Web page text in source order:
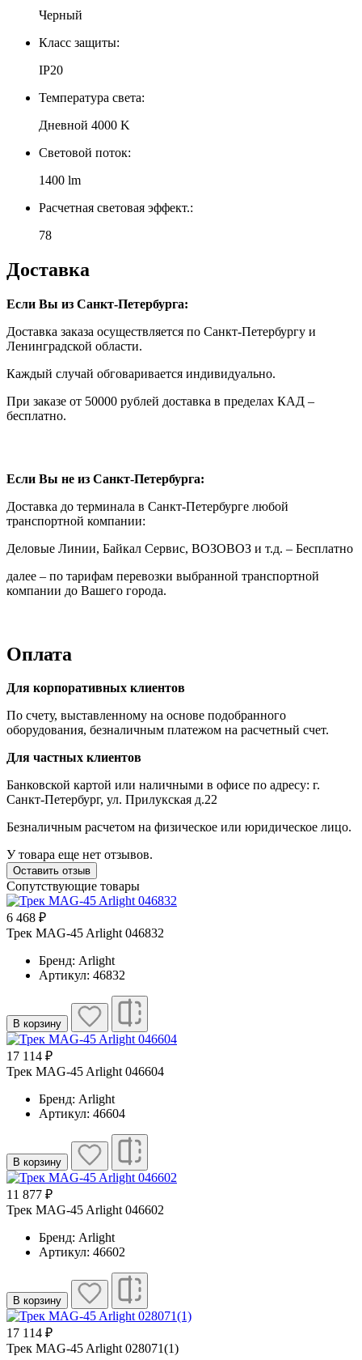
Черный
Класс защиты:
IP20
Температура света:
Дневной 4000 K
Световой поток:
1400 lm
Расчетная световая эффект.:
78
Доставка
Если Вы из Санкт-Петербурга:
Доставка заказа осуществляется по Санкт-Петербургу и
Ленинградской области.
Каждый случай обговаривается индивидуально.
При заказе от 50000 рублей доставка в пределах КАД –
бесплатно.
Если Вы не из Санкт-Петербурга:
Доставка до терминала в Санкт-Петербурге любой
транспортной компании:
Деловые Линии, Байкал Сервис, ВОЗОВОЗ и т.д. – Бесплатно
далее – по тарифам перевозки выбранной транспортной
компании до Вашего города.
Оплата
Для корпоративных клиентов
По счету, выставленному на основе подобранного
оборудования, безналичным платежом на расчетный счет.
Для частных клиентов
Банковской картой или наличными в офисе по адресу: г.
Санкт-Петербург, ул. Прилукская д.22
Безналичным расчетом на физическое или юридическое лицо.
У товара еще нет отзывов.
Оставить отзыв
Сопутствующие товары
6 468 ₽
Трек MAG-45 Arlight 046832
Бренд: Arlight
Артикул: 46832
В корзину
17 114 ₽
Трек MAG-45 Arlight 046604
Бренд: Arlight
Артикул: 46604
В корзину
11 877 ₽
Трек MAG-45 Arlight 046602
Бренд: Arlight
Артикул: 46602
В корзину
17 114 ₽
Трек MAG-45 Arlight 028071(1)